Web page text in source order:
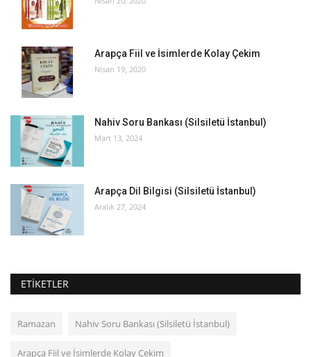
Arapça Fiil ve İsimlerde Kolay Çekim
Nisan 19, 2020
Nahiv Soru Bankası (Silsiletü İstanbul)
Mart 13, 2024
Arapça Dil Bilgisi (Silsiletü İstanbul)
Aralık 27, 2024
ETIKETLER
Ramazan Nahiv Soru Bankası (Silsiletü İstanbul)
Arapça Fiil ve İsimlerde Kolay Çekim